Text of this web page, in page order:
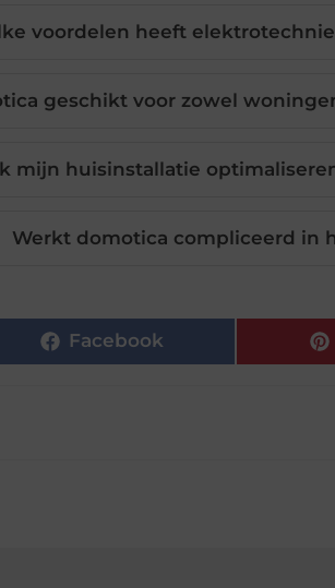
voordelen heeft
geschikt voor zowel
mijn huisinstallatie
Werkt domotica compliceerd in
Facebook